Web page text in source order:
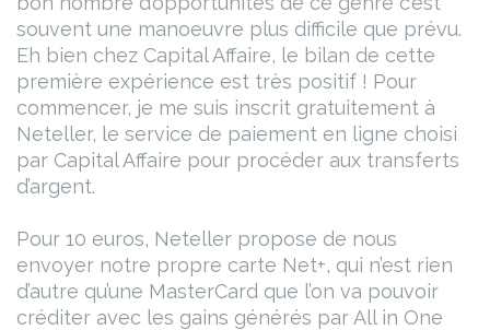
souvent une manoeuvre plus difficile que prévu.
Eh bien chez Capital Affaire, le bilan de cette
première expérience est très positif ! Pour
commencer, je me suis inscrit gratuitement à
Neteller, le service de paiement en ligne choisi
par Capital Affaire pour procéder aux transferts
d’argent.
Pour 10 euros, Neteller propose de nous
envoyer notre propre carte Net+, qui n’est rien
d’autre qu’une MasterCard que l’on va pouvoir
créditer avec les gains générés par All in One